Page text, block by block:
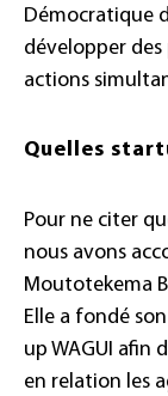
Démocratique
développer
actions
Quelles
Pour ne citer
nous avons
Moutotekema
Elle a fondé
up WAGUI afin
en relation les